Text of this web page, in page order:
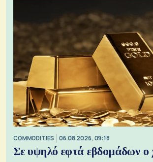
COMMODITIES 06.08.2026, 09:18
Σε υψηλό εφτά εβδομάδων ο